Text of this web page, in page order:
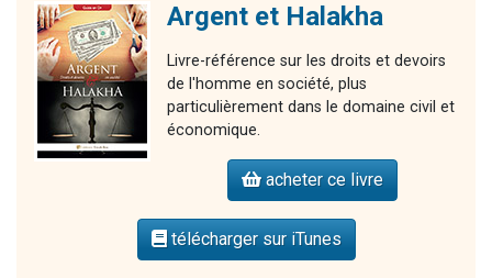
Argent et Halakha
Livre-référence sur les droits et devoirs
de l'homme en société, plus
particulièrement dans le domaine civil et
économique.
acheter ce livre
télécharger sur iTunes